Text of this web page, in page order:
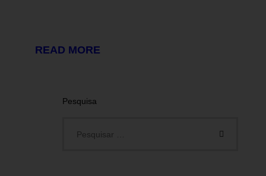
READ MORE
Pesquisa